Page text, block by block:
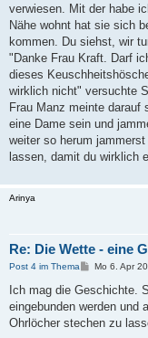
verwiesen. Mit der habe
Nähe wohnt hat sie sich
kommen. Du siehst, wir
"Danke Frau Kraft. Darf
dieses
wirklich nicht" versuchte
Frau Manz meinte darauf
eine Dame sein und
weiter so herum
lassen, damit du wirklich
Arinya
Re: Die Wette - eine
Post 4 im Thema
B
i
r
a
Mo 6. Apr
Ich mag die Geschichte.
eingebunden werden und
Ohrlöcher stechen zu